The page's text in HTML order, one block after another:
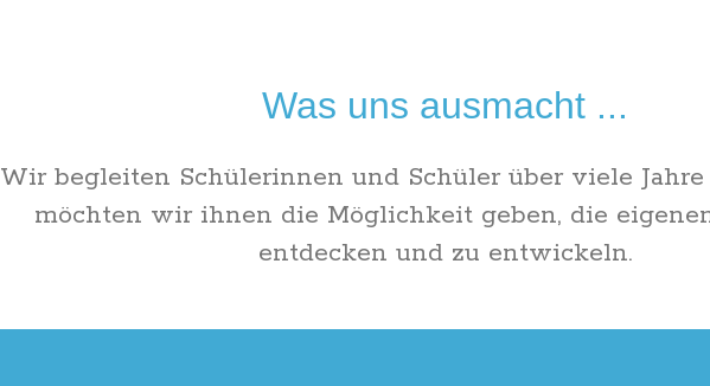
Was uns ausmacht ...
Wir begleiten Schülerinnen und Schüler über viele
möchten wir ihnen die Möglichkeit geben, die
entdecken und zu entwickeln.